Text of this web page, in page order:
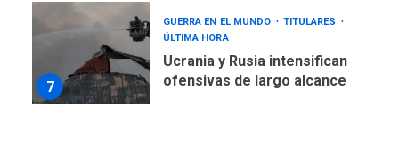
7
GUERRA EN EL MUNDO
TITULARES
ÚLTIMA HORA
Ucrania y Rusia intensifican
ofensivas de largo alcance